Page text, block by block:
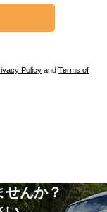
Policy and Terms of
せんか？